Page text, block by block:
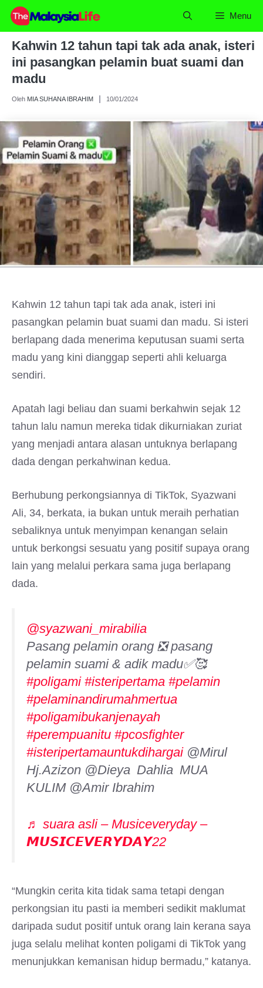
Skip
content
Menu
Kahwin 12 tahun tapi tak ada anak, isteri
ini pasangkan pelamin buat suami dan
madu
Oleh MIA SUHANA IBRAHIM 10/01/2024
Kahwin 12 tahun tapi tak ada anak, isteri ini
pasangkan pelamin buat suami dan madu. Si isteri
berlapang dada menerima keputusan suami serta
madu yang kini dianggap seperti ahli keluarga
sendiri.
Apatah lagi beliau dan suami berkahwin sejak 12
tahun lalu namun mereka tidak dikurniakan zuriat
yang menjadi antara alasan untuknya berlapang
dada dengan perkahwinan kedua.
Berhubung perkongsiannya di TikTok, Syazwani
Ali, 34, berkata, ia bukan untuk meraih perhatian
sebaliknya untuk menyimpan kenangan selain
untuk berkongsi sesuatu yang positif supaya orang
lain yang melalui perkara sama juga berlapang
dada.
@syazwani_mirabilia
Pasang pelamin orang ❎ pasang
pelamin suami & adik madu✅🥰
#poligami #isteripertama #pelamin
#pelaminandirumahmertua
#poligamibukanjenayah
#perempuanitu #pcosfighter
#isteripertamauntukdihargai@Mirul
Hj.Azizon @Dieya Dahlia MUA
KULIM @Amir Ibrahim
♬ suara asli – Musiceveryday –
𝙈𝙐𝙎𝙄𝘾𝙀𝙑𝙀𝙍𝙔𝘿𝘼𝙔22
“Mungkin cerita kita tidak sama tetapi dengan
perkongsian itu pasti ia memberi sedikit maklumat
daripada sudut positif untuk orang lain kerana saya
juga selalu melihat konten poligami di TikTok yang
menunjukkan kemanisan hidup bermadu,” katanya.